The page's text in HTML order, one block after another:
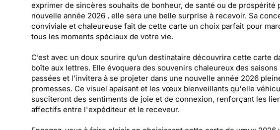
exprimer de sincères souhaits de bonheur, de santé ou de prospérité
nouvelle année 2026 , elle sera une belle surprise à recevoir. Sa
conviviale et chaleureuse fait de cette carte un choix parfait pour
tous les moments spéciaux de votre vie.
C’est avec un doux sourire qu’un destinataire découvrira cette carte
boîte aux lettres. Elle évoquera des souvenirs chaleureux des saisons
passées et l’invitera à se projeter dans une nouvelle année 2026
promesses. Ce visuel apaisant et les vœux bienveillants qu'elle
susciteront des sentiments de joie et de connexion, renforçant les
affectifs entre l'expéditeur et le receveur.